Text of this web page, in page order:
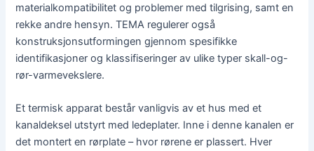
materialkompatibilitet og problemer med tilgrising, samt en
rekke andre hensyn. TEMA regulerer også
konstruksjonsutformingen gjennom spesifikke
identifikasjoner og klassifiseringer av ulike typer skall-og-
rør-varmevekslere.
Et termisk apparat består vanligvis av et hus med et
kanaldeksel utstyrt med ledeplater. Inne i denne kanalen er
det montert en rørplate – hvor rørene er plassert. Hver